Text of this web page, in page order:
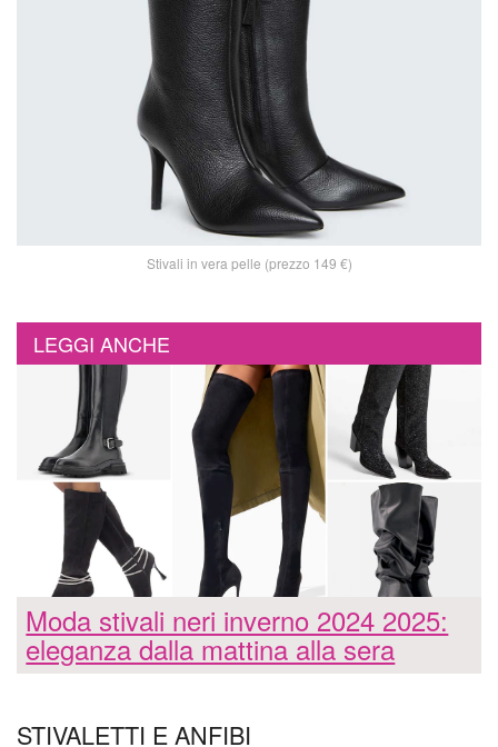
Stivali in vera pelle (prezzo 149 €)
LEGGI ANCHE
Moda stivali neri inverno 2024 2025:
eleganza dalla mattina alla sera
STIVALETTI E ANFIBI